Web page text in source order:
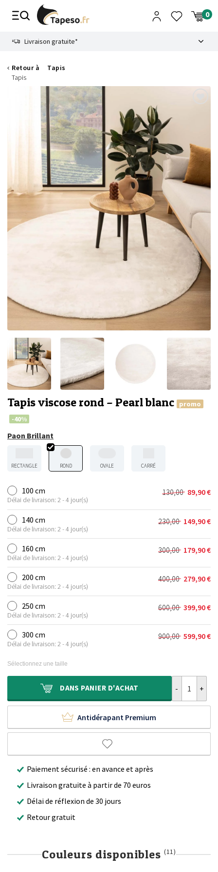
Livraison gratuite*
Retour à
Tapis
Tapis
Tapis viscose rond – Pearl blanc
promo
-40%
Paon Brillant
RECTANGLE ROND OVALE CARRÉ
100 cm
Délai de livraison: 2 - 4 jour(s)
130,00
Le
prix
initial
était :
130,00 €.
89,90€
Le
prix
actuel
est :
89,90 €.
140 cm
Délai de livraison: 2 - 4 jour(s)
230,00
Le
prix
initial
était :
230,00 €.
149,90€
Le
prix
actuel
est :
149,90 €.
160 cm
Délai de livraison: 2 - 4 jour(s)
300,00
Le
prix
initial
était :
300,00 €.
179,90€
Le
prix
actuel
est :
179,90 €.
200 cm
Délai de livraison: 2 - 4 jour(s)
400,00
Le
prix
initial
était :
400,00 €.
279,90€
Le
prix
actuel
est :
279,90 €.
250 cm
Délai de livraison: 2 - 4 jour(s)
600,00
Le
prix
initial
était :
399,90€
Le
prix
actuel
est :
300 cm
Délai de livraison: 2 - 4 jour(s)
900,00
Le
900,00 €.
599,90€
Le
599,90 €.
Sélectionnez une taille
DANS PANIER D'ACHAT
Antidérapant Premium
Paiement sécurisé : en avance et après
Livraison gratuite à partir de 70 euros
Délai de réflexion de 30 jours
Retour gratuit
Couleurs disponibles (11)